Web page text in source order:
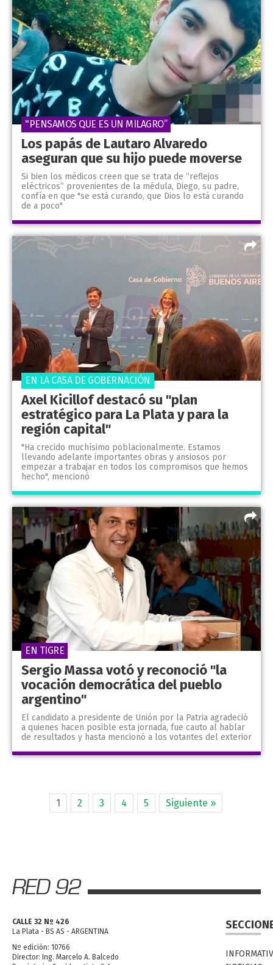
Los papás de Lautaro Alvaredo
aseguran que su hijo puede moverse
Si bien los médicos creen que se trata de “reflejos
eléctricos” provenientes de la médula, Diego, su padre,
confía en que "se está curando, que Dios lo está curando
de a poco"
"PENSAMOS QUE ES UN MILAGRO”
Axel Kicillof destacó su "plan
estratégico para La Plata y para la
región capital"
"Ha crecido muchísimo poblacionalmente. Estamos
llevando adelante importantes obras y ansiosos por
empezar a trabajar en todos los compromisos que hemos
hecho", mencionó
EN LA CASA DE GOBERNACIÓN
Sergio Massa votó y reconoció "la
vocación democrática del pueblo
argentino"
El candidato a presidente de Unión por la Patria agradeció
a quienes hacen posible esta jornada, fue cauto al hablar
de resultados y hasta mencionó a los votantes del exterior
EN TIGRE
1 2 3 4 5 Siguiente »
CALLE 32 Nº 426
La Plata - BS AS - ARGENTINA
Nº edición: 10766
Director: Ing. Marcelo A. Balcedo